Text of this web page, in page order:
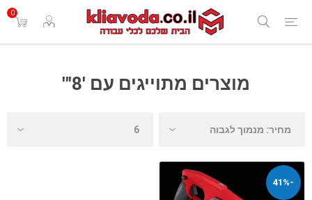
0
מוצרים מתוייגים עם '8"'
-41%